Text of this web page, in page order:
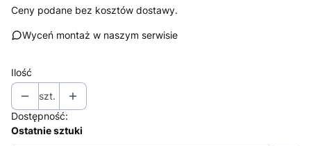
Ceny podane bez kosztów dostawy.
Wyceń montaż w naszym serwisie
Ilość
szt.
Dostępność:
Ostatnie sztuki